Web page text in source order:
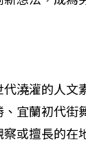
澆灌的人文
宜蘭初代街
或擅長的在